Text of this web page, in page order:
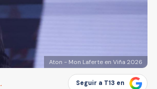
Aton - Mon Laferte en Viña 2026
Seguir a T13 en